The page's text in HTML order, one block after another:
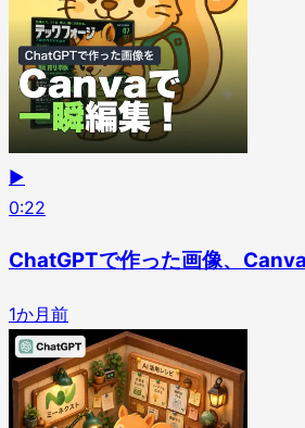
▶
0:22
ChatGPTで作った画像、
1か月前